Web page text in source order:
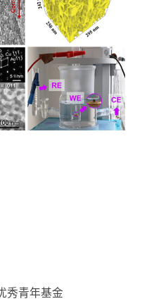
秀青年基金